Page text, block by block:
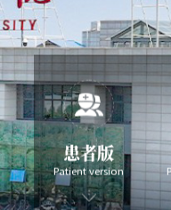
患者版
Patient version